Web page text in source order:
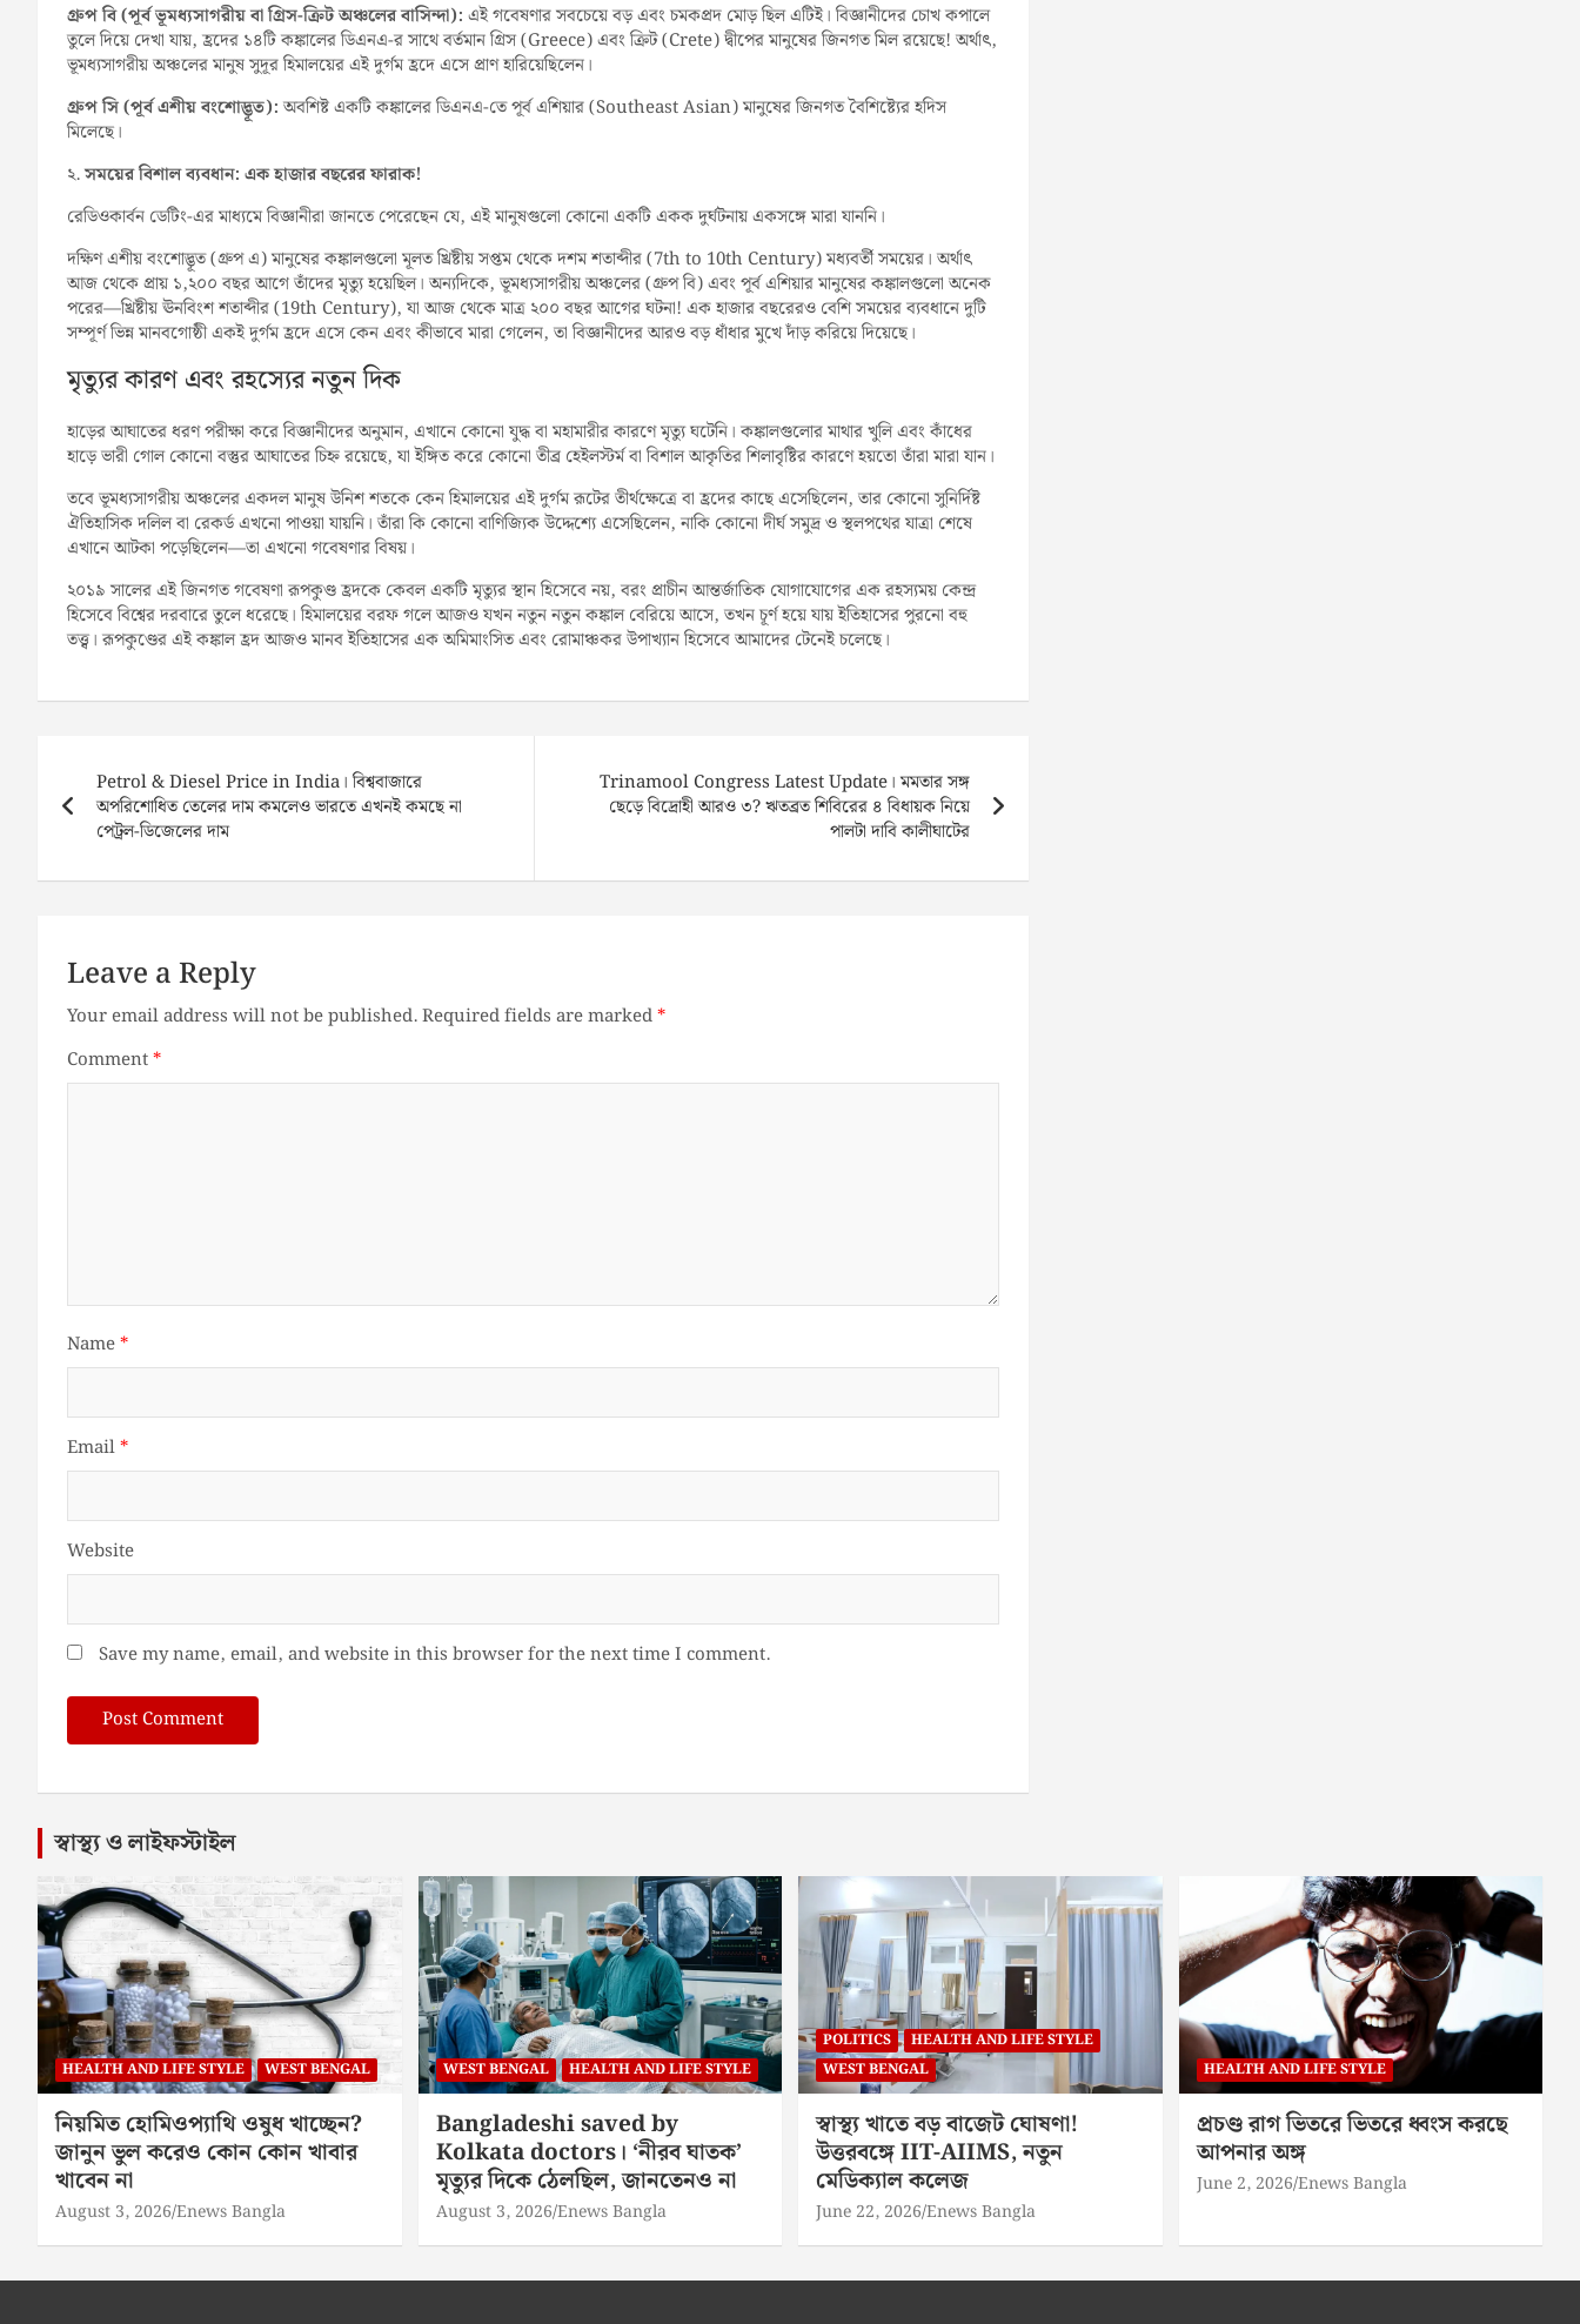
গ্রুপ বি (পূর্ব ভূমধ্যসাগরীয় বা গ্রিস-ক্রিট অঞ্চলের বাসিন্দা): এই গবেষণার সবচেয়ে বড় এবং চমকপ্রদ মোড় ছিল এটিই। বিজ্ঞানীদের চোখ কপালে
তুলে দিয়ে দেখা যায়, হ্রদের ১৪টি কঙ্কালের ডিএনএ-র সাথে বর্তমান গ্রিস (Greece) এবং ক্রিট (Crete) দ্বীপের মানুষের জিনগত মিল রয়েছে! অর্থাৎ,
ভূমধ্যসাগরীয় অঞ্চলের মানুষ সুদূর হিমালয়ের এই দুর্গম হ্রদে এসে প্রাণ হারিয়েছিলেন।
গ্রুপ সি (পূর্ব এশীয় বংশোদ্ভূত): অবশিষ্ট একটি কঙ্কালের ডিএনএ-তে পূর্ব এশিয়ার (Southeast Asian) মানুষের জিনগত বৈশিষ্ট্যের হদিস
মিলেছে।
২.সময়ের বিশাল ব্যবধান: এক হাজার বছরের ফারাক!
রেডিওকার্বন ডেটিং-এর মাধ্যমে বিজ্ঞানীরা জানতে পেরেছেন যে, এই মানুষগুলো কোনো একটি একক দুর্ঘটনায় একসঙ্গে মারা যাননি।
দক্ষিণ এশীয় বংশোদ্ভূত (গ্রুপ এ) মানুষের কঙ্কালগুলো মূলত খ্রিষ্টীয় সপ্তম থেকে দশম শতাব্দীর (7th to 10th Century) মধ্যবর্তী সময়ের। অর্থাৎ
আজ থেকে প্রায় ১,২০০ বছর আগে তাঁদের মৃত্যু হয়েছিল। অন্যদিকে, ভূমধ্যসাগরীয় অঞ্চলের (গ্রুপ বি) এবং পূর্ব এশিয়ার মানুষের কঙ্কালগুলো অনেক
পরের—খ্রিষ্টীয় ঊনবিংশ শতাব্দীর (19th Century), যা আজ থেকে মাত্র ২০০ বছর আগের ঘটনা! এক হাজার বছরেরও বেশি সময়ের ব্যবধানে দুটি
সম্পূর্ণ ভিন্ন মানবগোষ্ঠী একই দুর্গম হ্রদে এসে কেন এবং কীভাবে মারা গেলেন, তা বিজ্ঞানীদের আরও বড় ধাঁধার মুখে দাঁড় করিয়ে দিয়েছে।
মৃত্যুর কারণ এবং রহস্যের নতুন দিক
হাড়ের আঘাতের ধরণ পরীক্ষা করে বিজ্ঞানীদের অনুমান, এখানে কোনো যুদ্ধ বা মহামারীর কারণে মৃত্যু ঘটেনি। কঙ্কালগুলোর মাথার খুলি এবং কাঁধের
হাড়ে ভারী গোল কোনো বস্তুর আঘাতের চিহ্ন রয়েছে, যা ইঙ্গিত করে কোনো তীব্র হেইলস্টর্ম বা বিশাল আকৃতির শিলাবৃষ্টির কারণে হয়তো তাঁরা মারা যান।
তবে ভূমধ্যসাগরীয় অঞ্চলের একদল মানুষ উনিশ শতকে কেন হিমালয়ের এই দুর্গম রূটের তীর্থক্ষেত্রে বা হ্রদের কাছে এসেছিলেন, তার কোনো সুনির্দিষ্ট
ঐতিহাসিক দলিল বা রেকর্ড এখনো পাওয়া যায়নি। তাঁরা কি কোনো বাণিজ্যিক উদ্দেশ্যে এসেছিলেন, নাকি কোনো দীর্ঘ সমুদ্র ও স্থলপথের যাত্রা শেষে
এখানে আটকা পড়েছিলেন—তা এখনো গবেষণার বিষয়।
২০১৯ সালের এই জিনগত গবেষণা রূপকুণ্ড হ্রদকে কেবল একটি মৃত্যুর স্থান হিসেবে নয়, বরং প্রাচীন আন্তর্জাতিক যোগাযোগের এক রহস্যময় কেন্দ্র
হিসেবে বিশ্বের দরবারে তুলে ধরেছে। হিমালয়ের বরফ গলে আজও যখন নতুন নতুন কঙ্কাল বেরিয়ে আসে, তখন চূর্ণ হয়ে যায় ইতিহাসের পুরনো বহু
তত্ত্ব। রূপকুণ্ডের এই কঙ্কাল হ্রদ আজও মানব ইতিহাসের এক অমিমাংসিত এবং রোমাঞ্চকর উপাখ্যান হিসেবে আমাদের টেনেই চলেছে।
navigation
Petrol & Diesel Price in India। বিশ্ববাজারে
অপরিশোধিত তেলের দাম কমলেও ভারতে এখনই কমছে না
পেট্রল-ডিজেলের দাম
Trinamool Congress Latest Update। মমতার সঙ্গ
ছেড়ে বিদ্রোহী আরও ৩? ঋতব্রত শিবিরের ৪ বিধায়ক নিয়ে
পালটা দাবি কালীঘাটের
Leave a Reply
Your email address will not be published.Required fields are marked*
Comment*
Name*
Email*
Website
Save my name, email, and website in this browser for the next time I comment.
স্বাস্থ্য ও লাইফস্টাইল
HEALTH AND LIFE STYLE WEST BENGAL
নিয়মিত হোমিওপ্যাথি ওষুধ খাচ্ছেন?
জানুন ভুল করেও কোন কোন খাবার
খাবেন না
August 3, 2026 Enews Bangla
WEST BENGAL HEALTH AND LIFE STYLE
Bangladeshi saved by
Kolkata doctors। ‘নীরব ঘাতক’
মৃত্যুর দিকে ঠেলছিল, জানতেনও না
August 3, 2026 Enews Bangla
POLITICS
HEALTH AND LIFE STYLE
WEST BENGAL
স্বাস্থ্য খাতে বড় বাজেট ঘোষণা!
উত্তরবঙ্গে IIT-AIIMS, নতুন
মেডিক্যাল কলেজ
June 22, 2026 Enews Bangla
HEALTH AND LIFE STYLE
প্রচণ্ড রাগ ভিতরে ভিতরে ধ্বংস করছে
আপনার অঙ্গ
June 2, 2026 Enews Bangla